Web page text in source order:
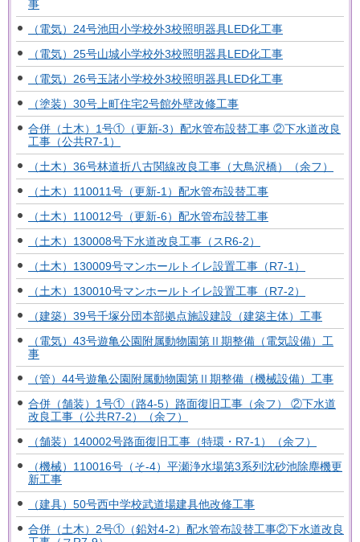
事
（電気）24号池田小学校外3校照明器具LED化工事
（電気）25号山城小学校外3校照明器具LED化工事
（電気）26号玉諸小学校外3校照明器具LED化工事
（塗装）30号上町住宅2号館外壁改修工事
合併（土木）1号①（更新-3）配水管布設替工事 ②下水道改良
工事（公共R7-1）
（土木）36号林道折八古関線改良工事（大鳥沢橋）（余フ）
（土木）110011号（更新-1）配水管布設替工事
（土木）110012号（更新-6）配水管布設替工事
（土木）130008号下水道改良工事（スR6-2）
（土木）130009号マンホールトイレ設置工事（R7-1）
（土木）130010号マンホールトイレ設置工事（R7-2）
（建築）39号千塚分団本部拠点施設建設（建築主体）工事
（電気）43号遊亀公園附属動物園第Ⅱ期整備（電気設備）工
事
（管）44号遊亀公園附属動物園第Ⅱ期整備（機械設備）工事
合併（舗装）1号①（路4-5）路面復旧工事（余フ） ②下水道
改良工事（公共R7-2）（余フ）
（舗装）140002号路面復旧工事（特環・R7-1）（余フ）
（機械）110016号（そ-4）平瀬浄水場第3系列沈砂池除塵機更
新工事
（建具）50号西中学校武道場建具他改修工事
合併（土木）2号①（鉛対4-2）配水管布設替工事②下水道改良